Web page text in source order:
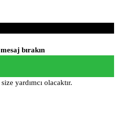
bırakın
yardımcı olacaktır.